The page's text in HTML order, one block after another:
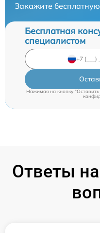
Закажите
Бесплатная
специалистом
Нажимая на кнопку
Ответы